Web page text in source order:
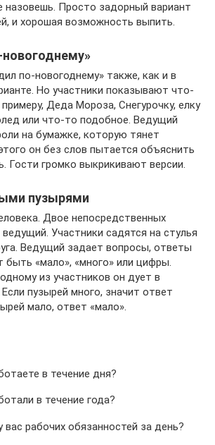
назовешь. Просто задорный вариант
и хорошая возможность выпить.
по-новогоднему» также, как и в
Но участники показывают что-
Деда Мороза, Снегурочку, елку
или что-то подобное. Ведущий
на бумажке, которую тянет
он без слов пытается объяснить
Гости громко выкрикивают версии.
пузырями
Двое непосредственных
Участники садятся на стулья
Ведущий задает вопросы, ответы
быть «мало», «много» или цифры.
из участников он дует в
пузырей много, значит ответ
мало, ответ «мало».
в течение дня?
в течение года?
вас рабочих обязанностей за день?